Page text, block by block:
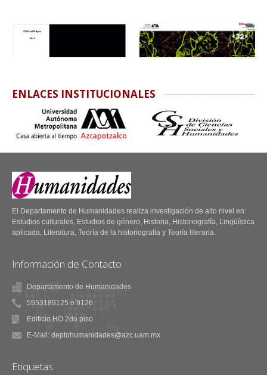
Fuentes Humanísticas
de la literatura fantástica
Latinoamericana
Relingüistica Aplicada
32.- Número especial
sobre las TICE y la
enseñanza-aprendizaje
ENLACES INSTITUCIONALES
El Departamento de Humanidades realiza investigación de alto nivel en:
Estudios culturales, Estudios de género, Historia, Historiografía, Lingüística
aplicada, Literatura, Teoría de la historiografía y Teoría literaria.
Información de Contacto
Departamento de Humanidades
5553189125 o 9126
Edificio HO 2do piso
E-Mail: deptohumanidades@azc.uam.mx
Etiquetas